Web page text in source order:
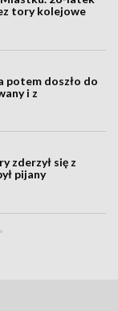
tory kolejowe
potem doszło do
i z
zderzył się z
pijany